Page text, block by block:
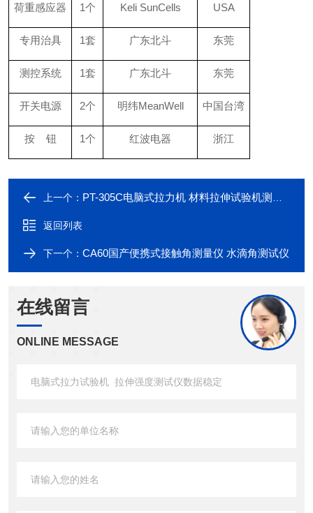
荷重感应器 1个 Keli SunCells USA
专用治具 1套 广东北斗 东莞
测控系统 1套 广东北斗 东莞
开关电源 2个 明纬MeanWell 中国台湾
按 钮 1个 红波电器 浙江
上一个： PT-305C电脑式拉力机 材料拉伸试验机测试精度高
返回列表
下一个： CA60国产便携式接触角测量仪 水滴角测试仪
在线留言
ONLINE MESSAGE